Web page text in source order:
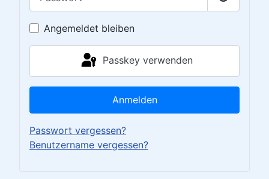
Passwort
Angemeldet bleiben
Passkey verwenden
Anmelden
Passwort vergessen?
Benutzername vergessen?